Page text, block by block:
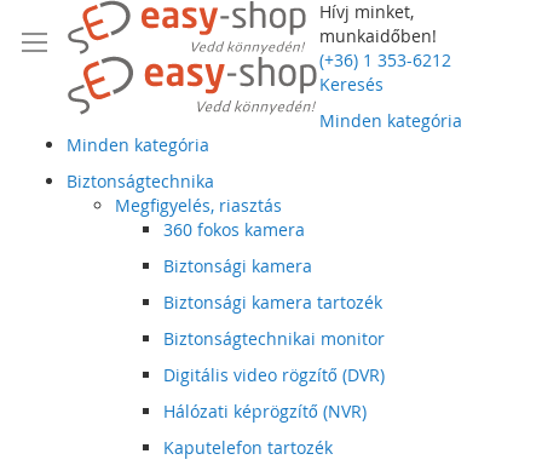
Hívj minket,
munkaidőben!
(+36) 1 353-6212
Keresés
Minden kategória
Minden kategória
Biztonságtechnika
Megfigyelés, riasztás
360 fokos kamera
Biztonsági kamera
Biztonsági kamera tartozék
Biztonságtechnikai monitor
Digitális video rögzítő (DVR)
Hálózati képrögzítő (NVR)
Kaputelefon tartozék